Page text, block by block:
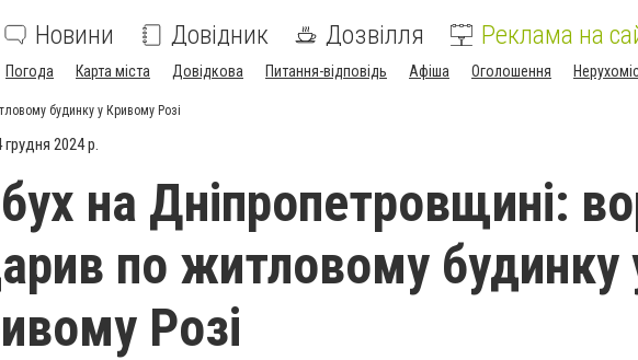
Новини Довідник Дозвілля Реклама на
Погода Карта міста Довідкова Питання-відповідь Афіша Оголошення
будинку у Кривому Розі
грудня 2024 р.
на Дніпропетровщині:
по житловому будинку
Розі